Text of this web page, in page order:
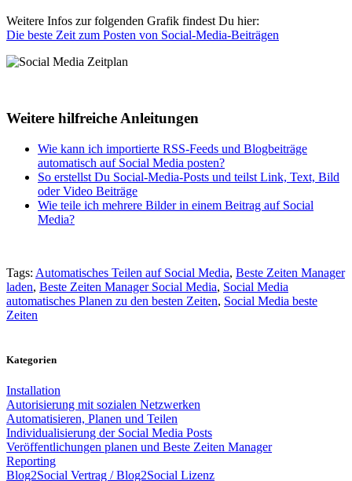
Weitere Infos zur folgenden Grafik findest Du hier:
Die beste Zeit zum Posten von Social-Media-Beiträgen
Weitere hilfreiche Anleitungen
Wie kann ich importierte RSS-Feeds und Blogbeiträge
automatisch auf Social Media posten?
So erstellst Du Social-Media-Posts und teilst Link, Text, Bild
oder Video Beiträge
Wie teile ich mehrere Bilder in einem Beitrag auf Social
Media?
Tags: Automatisches Teilen auf Social Media, Beste Zeiten Manager
laden, Beste Zeiten Manager Social Media, Social Media
automatisches Planen zu den besten Zeiten, Social Media beste
Zeiten
Kategorien
Installation
Autorisierung mit sozialen Netzwerken
Automatisieren, Planen und Teilen
Individualisierung der Social Media Posts
Veröffentlichungen planen und Beste Zeiten Manager
Reporting
Blog2Social Vertrag / Blog2Social Lizenz